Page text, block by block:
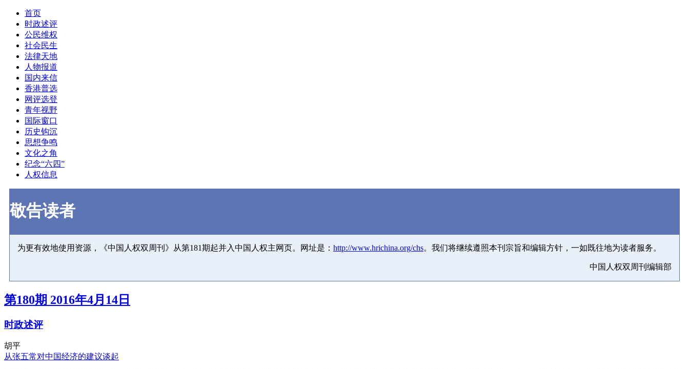
首页
时政述评
公民维权
社会民生
法律天地
人物报道
国内来信
香港普选
网评选登
青年视野
国际窗口
历史钩沉
思想争鸣
文化之角
纪念“六四”
人权信息
敬告读者
为更有效地使用资源，《中国人权双周刊》从第181期起并入中国人权主网页。网址是： http://www.hrichina.org/chs。我们将继续遵照本刊宗旨和编辑方针，一如既往地为读者服务。
中国人权双周刊编辑部
第180期 2016年4月14日
时政述评
胡平
从张五常对中国经济的建议谈起